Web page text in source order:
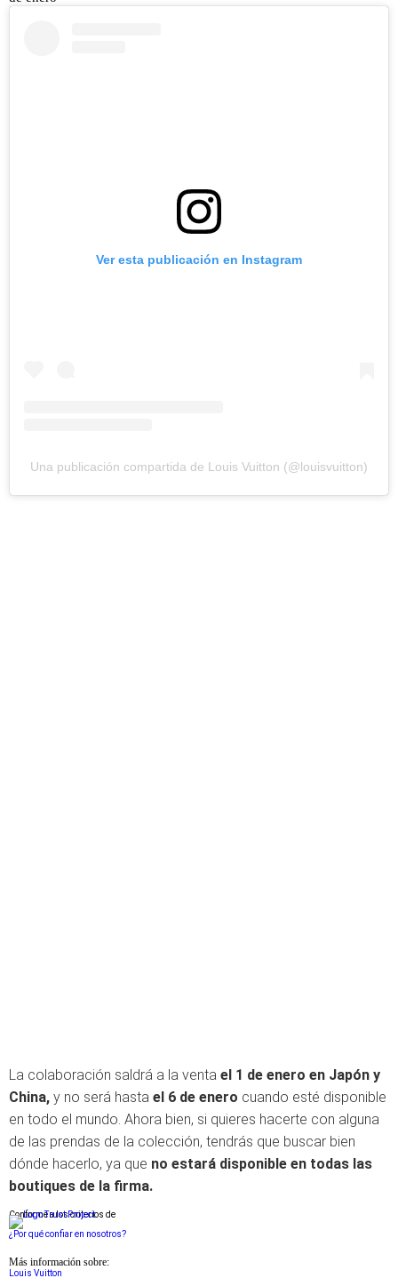
Ver esta publicación en Instagram
Una publicación compartida de Louis Vuitton (@louisvuitton)
La colaboración saldrá a la venta el 1 de enero en Japón y
China, y no será hasta el 6 de enero cuando esté disponible
en todo el mundo. Ahora bien, si quieres hacerte con alguna
de las prendas de la colección, tendrás que buscar bien
dónde hacerlo, ya que no estará disponible en todas las
boutiques de la firma.
Conforme a los criterios de
¿Por qué confiar en nosotros?
Más información sobre:
Louis Vuitton